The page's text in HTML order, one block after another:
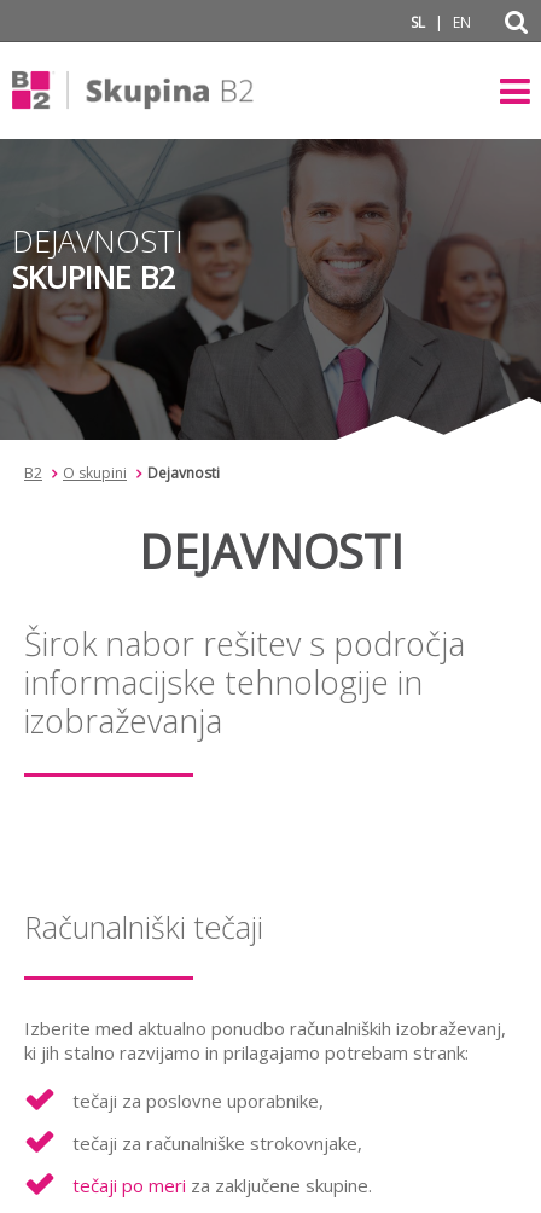
SL | EN
DEJAVNOSTI
SKUPINE B2
B2 O skupini Dejavnosti
DEJAVNOSTI
Širok nabor rešitev s področja
informacijske tehnologije in
izobraževanja
Računalniški tečaji
Izberite med aktualno ponudbo računalniških izobraževanj,
ki jih stalno razvijamo in prilagajamo potrebam strank:
tečaji za poslovne uporabnike,
tečaji za računalniške strokovnjake,
tečaji po meri za zaključene skupine.